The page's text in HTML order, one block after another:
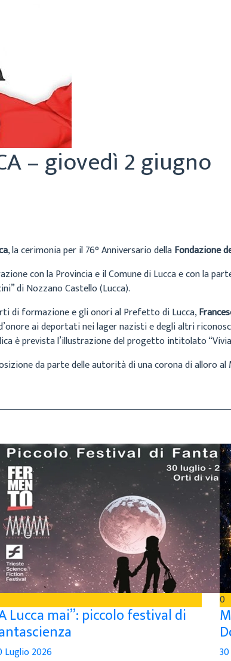
– giovedì 2 giugno
, la cerimonia per il 76° Anniversario dellaFondazione
con la Provincia e il Comune di Lucca e con la
di Nozzano Castello (Lucca).
di formazione e gli onori al Prefetto di Lucca,
ai deportati nei lager nazisti e degli altri
è prevista l’illustrazione del progetto intitolato
da parte delle autorità di una corona di alloro
Lucca mai”: piccolo festival di
Luglio 2026
0